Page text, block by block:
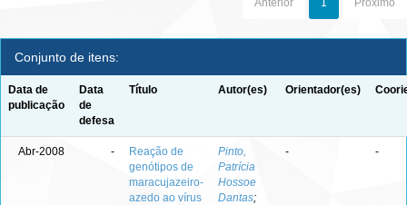
Anterior 1 Próximo
Conjunto de itens:
Data de
publicação
Data
de
defesa
Título Autor(es) Orientador(es)
Abr-2008 -
Reação de
genótipos de
maracujazeiro-
azedo ao vírus
Pinto,
Patrícia
Hossoe
Dantas;
- -